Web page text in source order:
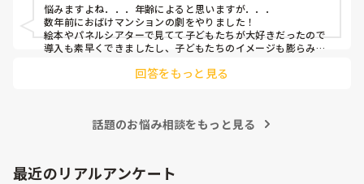
悩みますよね．．．年齢によると思いますが．．．
数年前におばけマンションの劇をやりました！
絵本やパネルシアターで見てて子どもたちが大好きだったので
導入も素早くできましたし、子どもたちのイメージも膨らみや
回答をもっと見る
話題のお悩み相談をもっと見る
最近のリアルアンケート